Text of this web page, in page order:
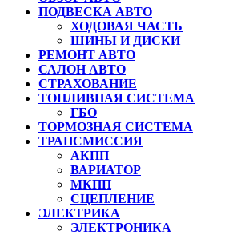
ПОДВЕСКА АВТО
ХОДОВАЯ ЧАСТЬ
ШИНЫ И ДИСКИ
РЕМОНТ АВТО
САЛОН АВТО
СТРАХОВАНИЕ
ТОПЛИВНАЯ СИСТЕМА
ГБО
ТОРМОЗНАЯ СИСТЕМА
ТРАНСМИССИЯ
АКПП
ВАРИАТОР
МКПП
СЦЕПЛЕНИЕ
ЭЛЕКТРИКА
ЭЛЕКТРОНИКА